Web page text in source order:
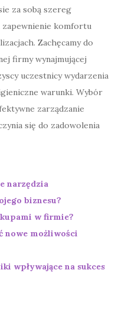
za sobą szereg
zapewnienie komfortu
Zachęcamy do
firmy wynajmującej
uczestnicy wydarzenia
warunki. Wybór
zarządzanie
się do zadowolenia
narzędzia
biznesu?
w firmie?
nowe możliwości
wpływające na sukces